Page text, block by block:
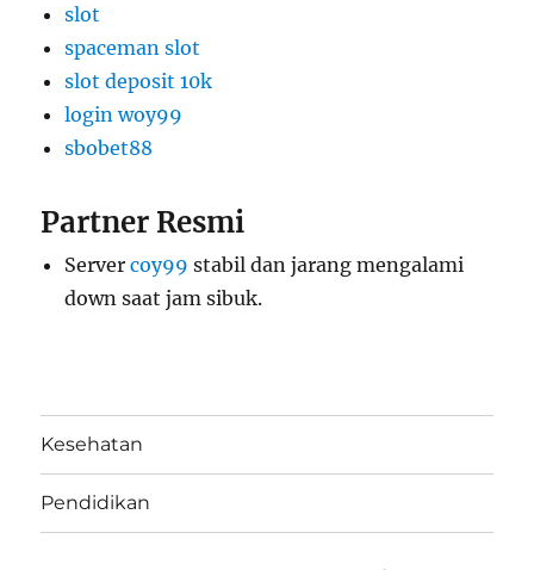
slot
spaceman slot
slot deposit 10k
login woy99
sbobet88
Partner Resmi
Servercoy99 stabil dan jarang mengalami
down saat jam sibuk.
Kesehatan
Pendidikan